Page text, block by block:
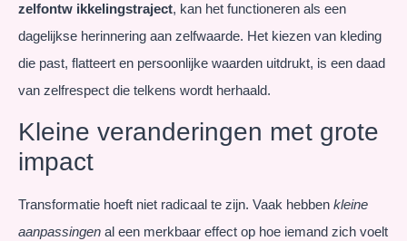
zelfontw ikkelingstraject, kan het functioneren als een
dagelijkse herinnering aan zelfwaarde. Het kiezen van kleding
die past, flatteert en persoonlijke waarden uitdrukt, is een daad
van zelfrespect die telkens wordt herhaald.
Kleine veranderingen met grote
impact
Transformatie hoeft niet radicaal te zijn. Vaak hebben kleine
aanpassingen al een merkbaar effect op hoe iemand zich voelt